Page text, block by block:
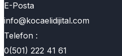
E-Posta
info@kocaelidijital.com
Telefon :
0(501) 222 41 61